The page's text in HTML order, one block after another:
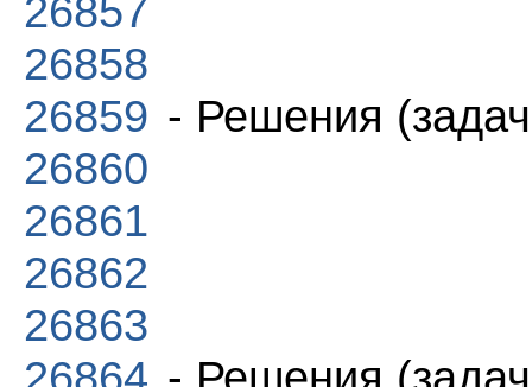
26857
26858
26859 - Решения
26860
26861
26862
26863